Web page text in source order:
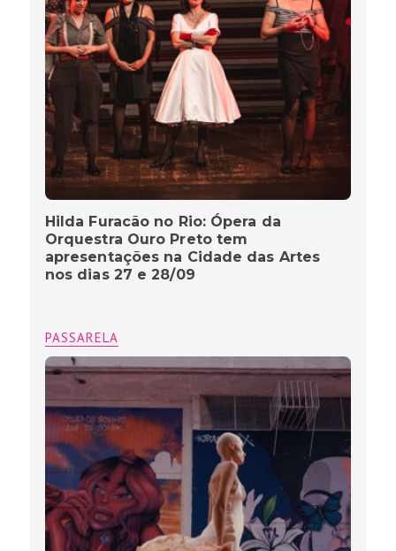
Hilda Furacão no Rio: Ópera da
Orquestra Ouro Preto tem
apresentações na Cidade das Artes
nos dias 27 e 28/09
PASSARELA